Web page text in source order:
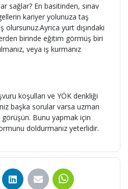
sağlar? En basitinden, sınav
kariyer yolunuza taş
olursunuz.Ayrıca yurt dışındaki
birinde eğitim görmüş biri
veya iş kurmanız
koşulları ve YÖK denkliği
başka sorular varsa uzman
görüşün. Bunu yapmak için
doldurmanız yeterlidir.